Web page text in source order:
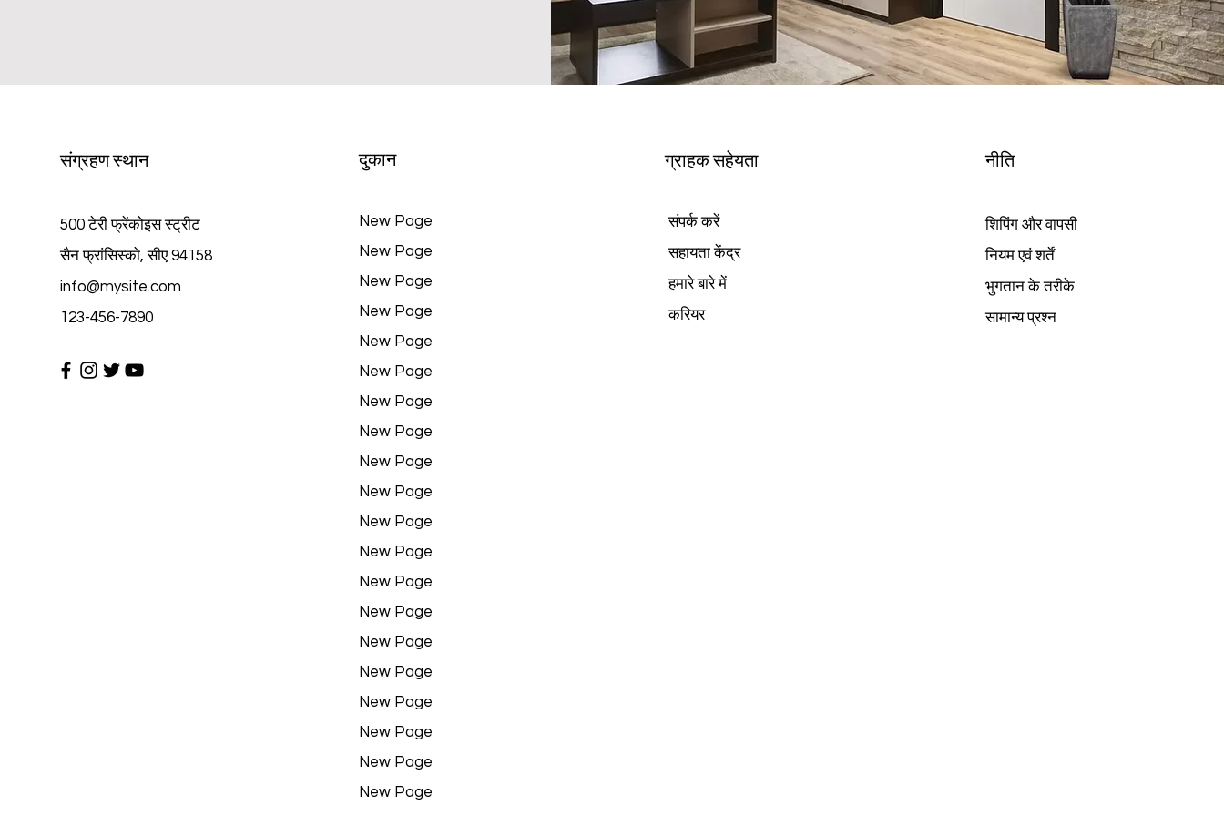
संग्रहण स्थान
500 टेरी फ्रेंकोइस स्ट्रीट
सैन फ्रांसिस्को, सीए 94158
info@mysite.com
123-456-7890
दुकान
New Page
New Page
New Page
New Page
New Page
New Page
New Page
New Page
New Page
New Page
New Page
New Page
New Page
New Page
New Page
New Page
New Page
New Page
New Page
New Page
ग्राहक सहेयता
संपर्क करें
सहायता केंद्र
हमारे बारे में
करियर
नीति
शिपिंग और वापसी
नियम एवं शर्तें
भुगतान के तरीके
सामान्य प्रश्न